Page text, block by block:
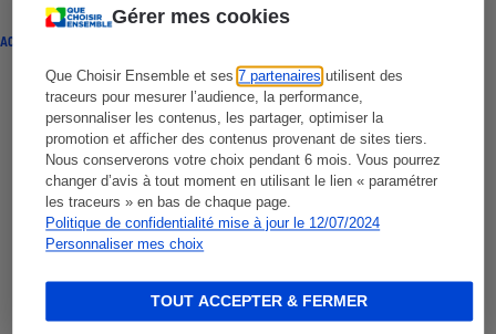
Gérer mes cookies
Que Choisir Ensemble et ses7 partenaires utilisent des
traceurs pour mesurer l’audience, la performance,
personnaliser les contenus, les partager, optimiser la
promotion et afficher des contenus provenant de sites tiers.
Nous conserverons votre choix pendant 6 mois. Vous pourrez
changer d’avis à tout moment en utilisant le lien « paramétrer
les traceurs » en bas de chaque page.
Politique de confidentialité mise à jour le 12/07/2024
Personnaliser mes choix
TOUT ACCEPTER & FERMER
ACTUALITÉ